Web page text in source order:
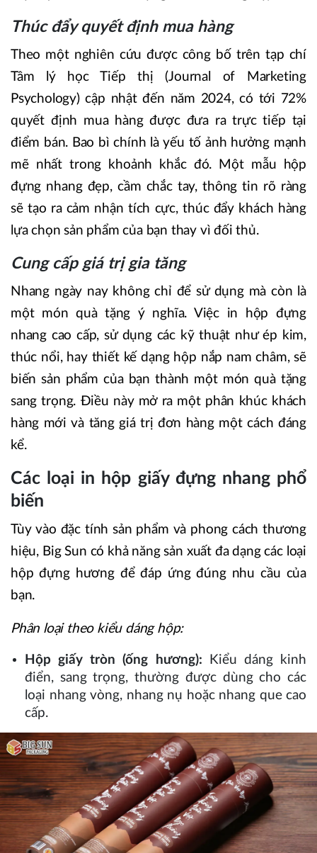
Thúc đẩy quyết định mua hàng
Theo một nghiên cứu được công bố trên tạp chí
Tâm lý học Tiếp thị (Journal of Marketing
Psychology) cập nhật đến năm 2024, có tới 72%
quyết định mua hàng được đưa ra trực tiếp tại
điểm bán. Bao bì chính là yếu tố ảnh hưởng mạnh
mẽ nhất trong khoảnh khắc đó. Một mẫu hộp
đựng nhang đẹp, cầm chắc tay, thông tin rõ ràng
sẽ tạo ra cảm nhận tích cực, thúc đẩy khách hàng
lựa chọn sản phẩm của bạn thay vì đối thủ.
Cung cấp giá trị gia tăng
Nhang ngày nay không chỉ để sử dụng mà còn là
một món quà tặng ý nghĩa. Việc in hộp đựng
nhang cao cấp, sử dụng các kỹ thuật như ép kim,
thúc nổi, hay thiết kế dạng hộp nắp nam châm, sẽ
biến sản phẩm của bạn thành một món quà tặng
sang trọng. Điều này mở ra một phân khúc khách
hàng mới và tăng giá trị đơn hàng một cách đáng
kể.
Các loại in hộp giấy đựng nhang phổ
biến
Tùy vào đặc tính sản phẩm và phong cách thương
hiệu, Big Sun có khả năng sản xuất đa dạng các loại
hộp đựng hương để đáp ứng đúng nhu cầu của
bạn.
Phân loại theo kiểu dáng hộp:
Hộp giấy tròn (ống hương): Kiểu dáng kinh
điển, sang trọng, thường được dùng cho các
loại nhang vòng, nhang nụ hoặc nhang que cao
cấp.